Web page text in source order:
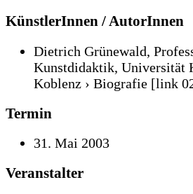
KünstlerInnen / AutorInnen
Dietrich Grünewald,
Kunstdidaktik, Universität
Koblenz › Biografie [link
Termin
31. Mai 2003
Veranstalter